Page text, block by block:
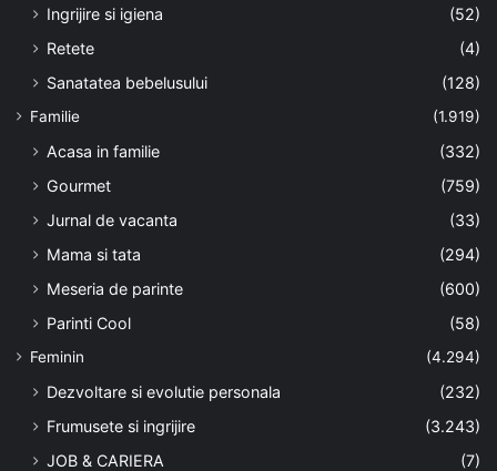
Ingrijire si igiena
(52)
Retete
(4)
Sanatatea bebelusului
(128)
Familie (1.919)
Acasa in familie
(332)
Gourmet
(759)
Jurnal de vacanta
(33)
Mama si tata
(294)
Meseria de parinte
(600)
Parinti Cool
(58)
Feminin (4.294)
Dezvoltare si evolutie personala
(232)
Frumusete si ingrijire
(3.243)
JOB & CARIERA
(7)